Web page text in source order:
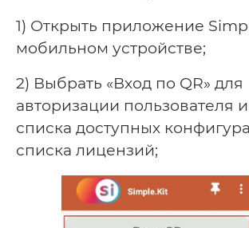
1) Открыть приложение
мобильном устройстве;
2) Выбрать «Вход по QR» для
авторизации пользователя
списка доступных
списка лицензий;